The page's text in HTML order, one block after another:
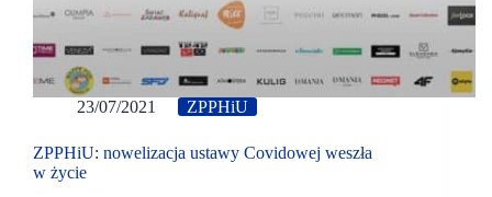
23/07/2021 ZPPHiU
ZPPHiU: nowelizacja ustawy Covidowej weszła
w życie